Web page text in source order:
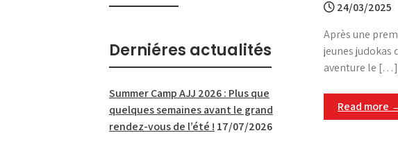
24/03/2025
Après une
jeunes judokas
aventure le […]
Read more
Derniéres actualités
Summer Camp AJJ 2026 : Plus que
quelques semaines avant le grand
rendez-vous de l’été ! 17/07/2026